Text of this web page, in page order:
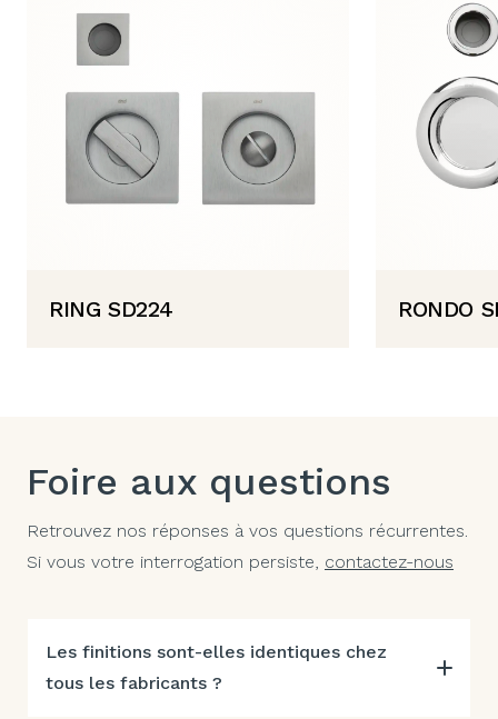
RING SD224 RONDO
Foire aux questions
Retrouvez nos réponses à vos questions récurrentes.
Si vous votre interrogation persiste, contactez-nous
Les finitions sont-elles identiques chez
tous les fabricants ?